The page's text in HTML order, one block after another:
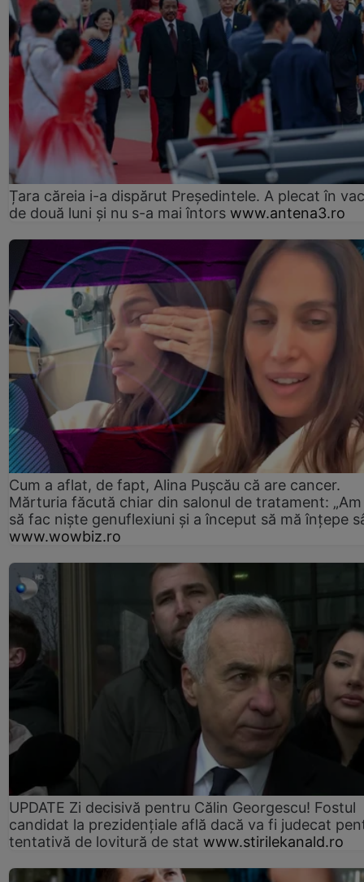
Țara căreia i-a dispărut Președintele. A plecat în
de două luni și nu s-a mai întors www.antena3.ro
Cum a aflat, de fapt, Alina Pușcău că are cancer.
Mărturia făcută chiar din salonul de tratament:
să fac niște genuflexiuni și a început să mă înțepe
www.wowbiz.ro
UPDATE Zi decisivă pentru Călin Georgescu! Fostul
candidat la prezidențiale află dacă va fi judecat
tentativă de lovitură de stat www.stirilekanald.ro